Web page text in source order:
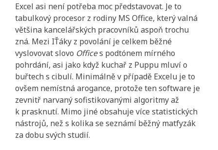
Excel asi není potřeba moc představovat. Je to
tabulkový procesor z rodiny MS Office, který valná
většina kancelářských pracovníků aspoň trochu
zná. Mezi IŤáky z povolání je celkem běžné
vyslovovat slovo Offices podtónem mírného
pohrdání, asi jako když kuchař z Puppu mluví o
buřtech s cibulí. Minimálně v případě Excelu je to
ovšem nemístná arogance, protože ten software je
zevnitř narvaný sofistikovanými algoritmy až
k prasknutí. Mimo jiné obsahuje více statistických
nástrojů, než s kolika se seznámí běžný matfyzák
za dobu svých studií.